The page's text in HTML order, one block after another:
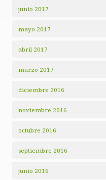
junio 2017
mayo 2017
abril 2017
marzo 2017
diciembre 2016
noviembre 2016
octubre 2016
septiembre 2016
junio 2016